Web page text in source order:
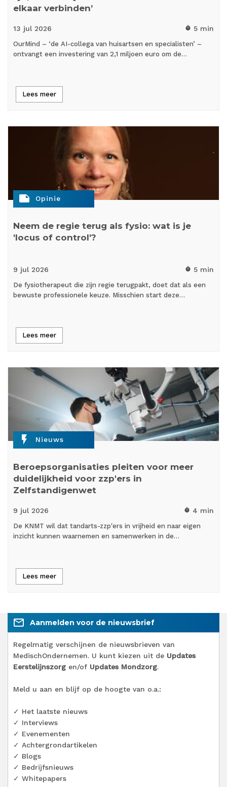
elkaar verbinden’
13 jul 2026 timer 5 min
OurMind – ‘de AI-collega van huisartsen en specialisten’ –
ontvangt een investering van 2,1 miljoen euro om de…
Lees meer
note Opinie
Neem de regie terug als fysio: wat is je
'locus of control'?
9 jul 2026 timer 5 min
De fysiotherapeut die zijn regie terugpakt, doet dat als een
bewuste professionele keuze. Misschien start deze…
Lees meer
flash_on Nieuws
Beroepsorganisaties pleiten voor meer
duidelijkheid voor zzp'ers in
Zelfstandigenwet
9 jul 2026 timer 4 min
De KNMT wil dat tandarts-zzp'ers in vrijheid en naar eigen
inzicht kunnen waarnemen en samenwerken in de…
Lees meer
mail_outline Aanmelden voor de nieuwsbrief
Regelmatig verschijnen de nieuwsbrieven van
MedischOndernemen. U kunt kiezen uit de Updates
Eerstelijnszorg en/of Updates Mondzorg.
Meld u aan en blijf op de hoogte van o.a.:
✓ Het laatste nieuws
✓ Interviews
✓ Evenementen
✓ Achtergrondartikelen
✓ Blogs
✓ Bedrijfsnieuws
✓ Whitepapers